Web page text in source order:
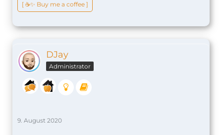
[ ☕️✨ Buy me a coffee ]
DJay
Administrator
9. August 2020